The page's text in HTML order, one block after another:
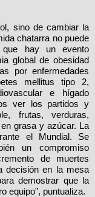
sino de cambiar la
chatarra no puede
que hay un evento
global de obesidad
por enfermedades
mellitus tipo 2,
e hígado
ver los partidos y
frutas, verduras,
grasa y azúcar. La
el Mundial. Se
un compromiso
de muertes
decisión en la mesa
demostrar que la
equipo”, puntualiza.